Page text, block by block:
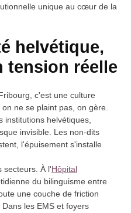
unique au cœur de la
helvétique,
tension réelle
c'est une culture
ne se plaint pas, on gère.
institutions helvétiques,
invisible. Les non-dits
l'épuisement s'installe
secteurs. À l'Hôpital
du bilinguisme entre
une couche de friction
les EMS et foyers